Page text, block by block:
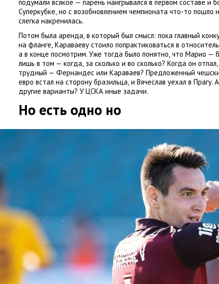
подумали всякое — парень наигрывался в первом составе и
Суперкубке, но с возобновлением чемпионата что-то пошло
слегка накренилась.
Потом была аренда, в который был смысл: пока главный
на фланге, Караваеву стоило попрактиковаться в
а в конце посмотрим. Уже тогда было понятно, что Марио —
лишь в том — когда, за сколько и во сколько? Когда он отпал,
трудный — Фернандес или Караваев? Предложенный
евро встал на сторону бразильца, и Вячеслав уехал в Прагу.
другие варианты? У ЦСКА иные задачи.
Но есть одно но